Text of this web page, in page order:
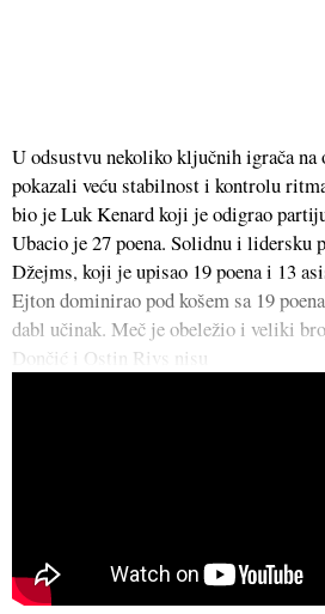
U odsustvu nekoliko ključnih igrača na
pokazali veću stabilnost i kontrolu
bio je Luk Kenard koji je odigrao
Ubacio je 27 poena. Solidnu i
Džejms, koji je upisao 19 poena i 13
Ejton dominirao pod košem sa 19
dabl učinak. Meč je obeležio i veliki
Dončić i Ostin Rivs nisu